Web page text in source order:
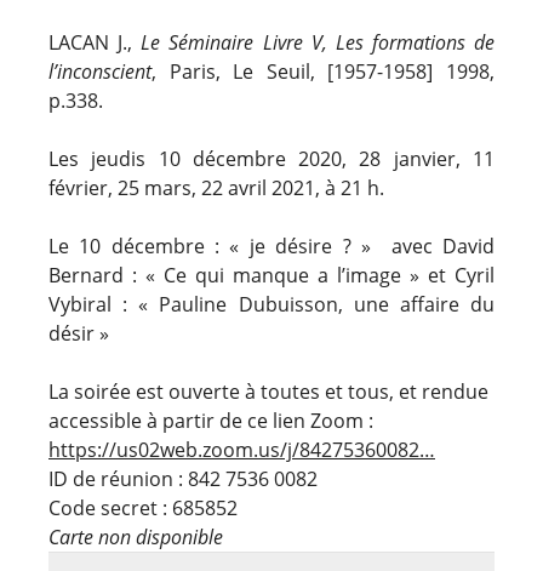
LACAN J.,Le Séminaire Livre V, Les formations de
l’inconscient, Paris, Le Seuil, [1957-1958] 1998,
p.338.
Les jeudis 10 décembre 2020, 28 janvier, 11
février, 25 mars, 22 avril 2021, à 21 h.
Le 10 décembre : « je désire ? » avec David
Bernard : « Ce qui manque a l’image » et Cyril
Vybiral : « Pauline Dubuisson, une affaire du
désir »
La soirée est ouverte à toutes et tous, et rendue
accessible à partir de ce lien Zoom :
https://us02web.zoom.us/j/84275360082…
ID de réunion : 842 7536 0082
Code secret : 685852
Carte non disponible